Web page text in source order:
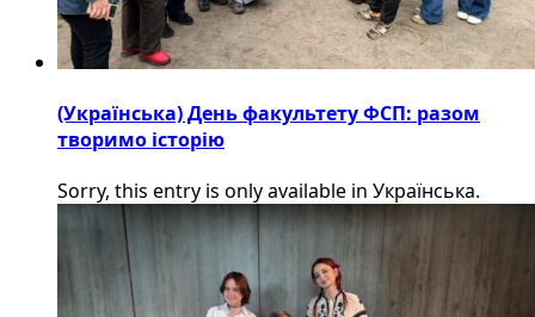
(Українська) День факультету ФСП: разом
творимо історію
Sorry, this entry is only available in Українська.